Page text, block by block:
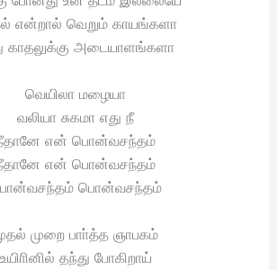
என்றால் வெறும் காயங்களா
காதலுக்கு அடையாளங்களா
வெயிலா மழையா
வலியா சுகமா எது நீ
என் பொன்வசந்தம்
என் பொன்வசந்தம்
பொன்வசந்தம்
முறை பாா்த்த ஞாபகம்
உயிாினில் தந்து போகிறாய்